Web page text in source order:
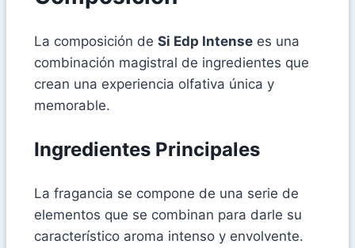
La composición de Si Edp Intense es una
combinación magistral de ingredientes que
crean una experiencia olfativa única y
memorable.
Ingredientes Principales
La fragancia se compone de una serie de
elementos que se combinan para darle su
característico aroma intenso y envolvente.